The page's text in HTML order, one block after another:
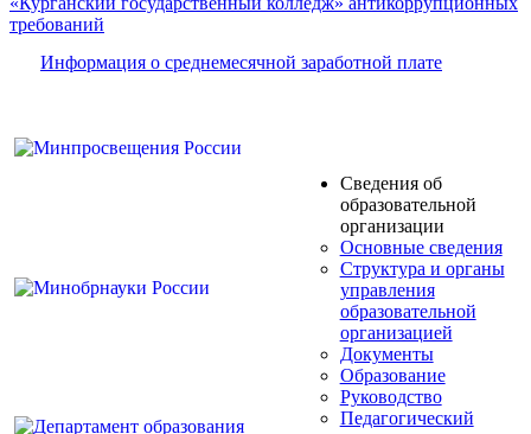
требований
Информация о среднемесячной заработной плате
Сведения об
образовательной
организации
Основные сведения
Структура и органы
управления
образовательной
организацией
Документы
Образование
Руководство
Педагогический